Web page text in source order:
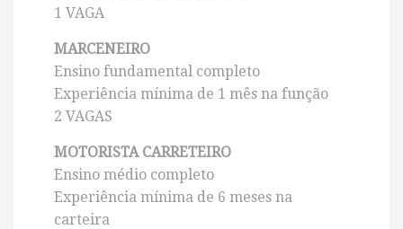
1 VAGA
MARCENEIRO
Ensino fundamental completo
Experiência mínima de 1 mês na função
2 VAGAS
MOTORISTA CARRETEIRO
Ensino médio completo
Experiência mínima de 6 meses na
carteira